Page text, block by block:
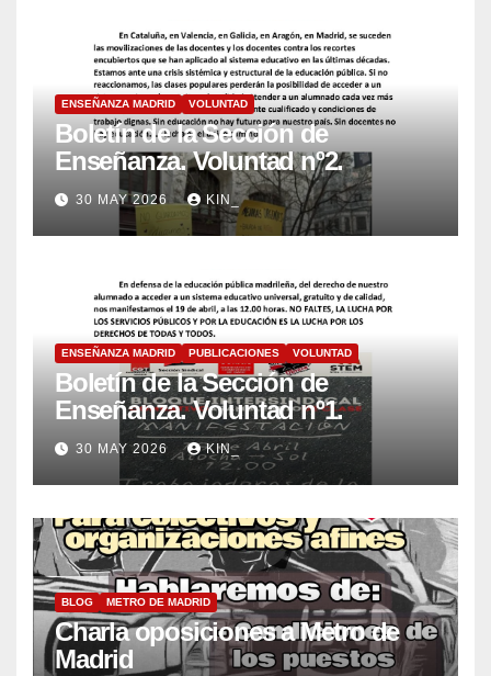
ENSEÑANZA MADRID VOLUNTAD
Boletín de la Sección de
Enseñanza. Voluntad nº2.
30 MAY 2026 KIN_
ENSEÑANZA MADRID PUBLICACIONES VOLUNTAD
Boletín de la Sección de
Enseñanza. Voluntad nº1.
30 MAY 2026 KIN_
BLOG METRO DE MADRID
Charla oposiciones a Metro de
Madrid